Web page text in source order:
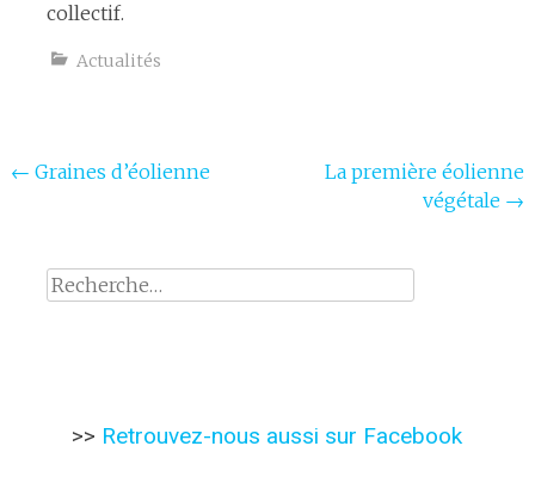
collectif.
Actualités
Navigation
← Graines d’éolienne
La première éolienne
végétale →
Rechercher :
>> Retrouvez-nous aussi sur Facebook